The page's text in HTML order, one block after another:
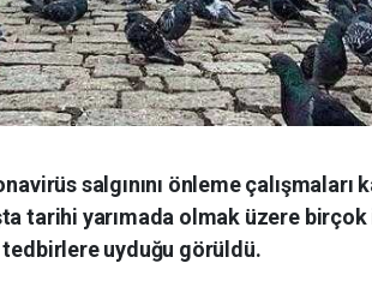
salgınını önleme çalışmaları
tarihi yarımada olmak üzere
tedbirlere uyduğu görüldü.